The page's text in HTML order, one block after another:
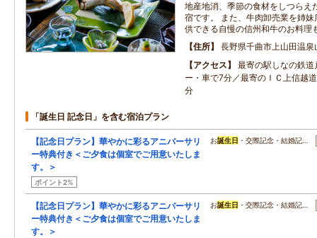
地産地消、季節の食材をしつらえ
宿です。 また、牛肉卸売業を姉
供できる自慢の信州和牛のお料理
住所
長野県千曲市上山田温泉
アクセス
最寄の駅しなの鉄
ー・車で7分／最寄のＩＣ上信越
分
「誕生日 記念日」を含む宿泊プラン
【記念日プラン】華やかに彩るアニバーサリ
ー特典付き＜ご夕食は個室でご用意いたしま
す。＞
ポイント2%
お誕生日 ・交際記念・結婚記…
【記念日プラン】華やかに彩るアニバーサリ
ー特典付き＜ご夕食は個室でご用意いたしま
す。＞
お誕生日 ・交際記念・結婚記…